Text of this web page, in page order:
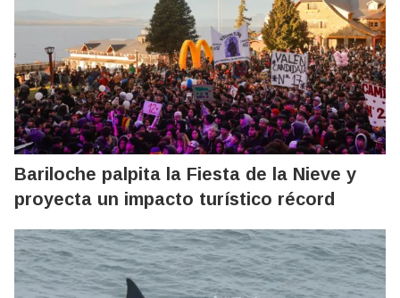
Bariloche palpita la Fiesta de la Nieve y
proyecta un impacto turístico récord